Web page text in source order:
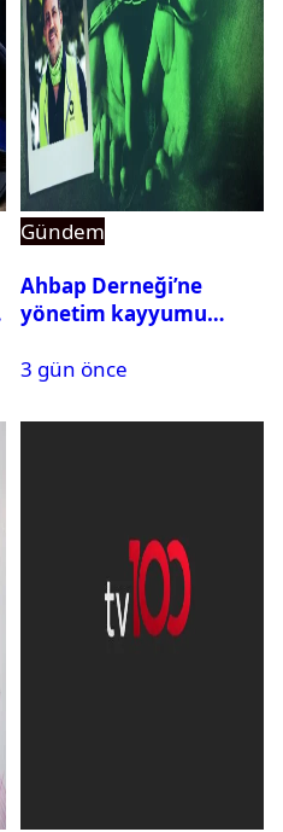
Gündem
Ahbap Derneği’ne
yönetim kayyumu
açıldı
3 gün önce